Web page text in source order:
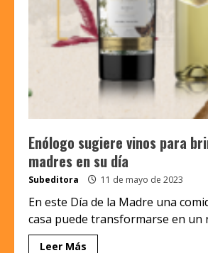
Enólogo sugiere vinos para
madres en su día
Subeditora 11 de mayo de 2023
En este Día de la Madre una
casa puede transformarse en un
Leer Más